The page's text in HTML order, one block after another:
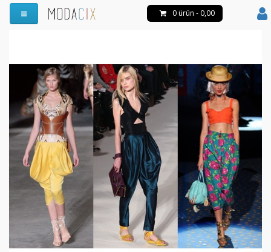
Menüyü Aç 0 ürün - 0,00